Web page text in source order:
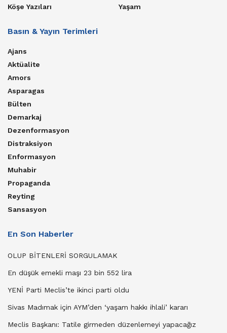
Köşe Yazıları
Yaşam
Basın & Yayın Terimleri
Ajans
Aktüalite
Amors
Asparagas
Bülten
Demarkaj
Dezenformasyon
Distraksiyon
Enformasyon
Muhabir
Propaganda
Reyting
Sansasyon
En Son Haberler
OLUP BİTENLERİ SORGULAMAK
En düşük emekli maşı 23 bin 552 lira
YENİ Parti Meclis’te ikinci parti oldu
Sivas Madımak için AYM’den ‘yaşam hakkı ihlali’ kararı
Meclis Başkanı: Tatile girmeden düzenlemeyi yapacağız